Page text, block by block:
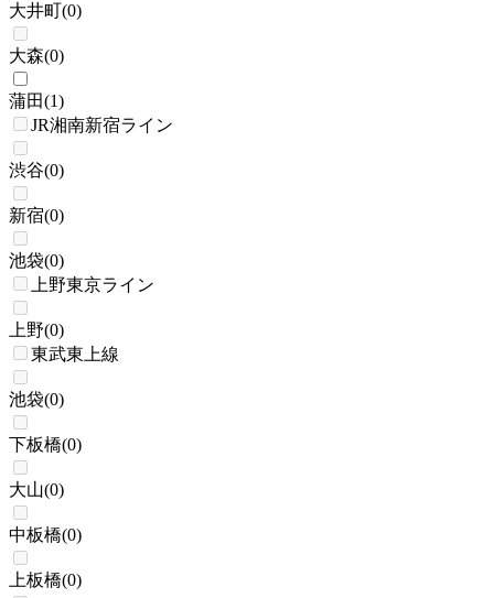
大井町(0)
大森(0)
蒲田(1)
JR湘南新宿ライン
渋谷(0)
新宿(0)
池袋(0)
上野東京ライン
上野(0)
東武東上線
池袋(0)
下板橋(0)
大山(0)
中板橋(0)
上板橋(0)